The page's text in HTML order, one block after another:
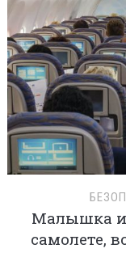
Малышка
самолете,